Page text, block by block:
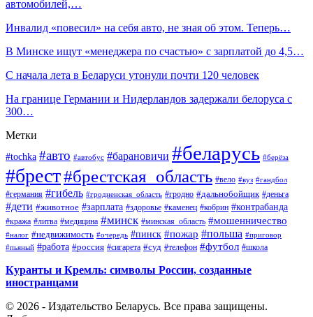
автомобилей,…
Инвалид «повесил» на себя авто, не зная об этом. Теперь…
В Минске ищут «менеджера по счастью» с зарплатой до 4,5…
С начала лета в Беларуси утонули почти 120 человек
На границе Германии и Нидерландов задержали белоруса с
300…
Метки
#tochka #авто #автобус #барановичи #беларусь #берёза
#брест#брестская_область #вело #вуз #гандбол
#германия #гибель #гродненская_область #гродно #дальнобойщик #деньга
#дети #животное #зарплата #здоровье #каменец #кобрин #контрабанда
#кража #литва #медицина #минск #минская_область #мошенничество
#налог #недвижимость #очередь #пинск #пожар #польша #приговор
#пьяный #работа #россия #сигарета #суд #телефон #футбол #школа
Куранты и Кремль: символы России, созданные
иностранцами
© 2026 - Издательство Беларусь. Все права защищены.